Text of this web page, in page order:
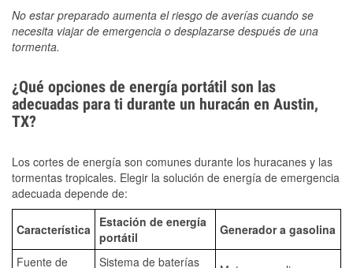
No estar preparado aumenta el riesgo de averías cuando se
necesita viajar de emergencia o desplazarse después de una
tormenta.
¿Qué opciones de energía portátil son las
adecuadas para ti durante un huracán en Austin,
TX?
Los cortes de energía son comunes durante los huracanes y las
tormentas tropicales. Elegir la solución de energía de emergencia
adecuada depende de:
Característica
Estación de energía
portátil
Generador a gasolina
Fuente de Sistema de baterías